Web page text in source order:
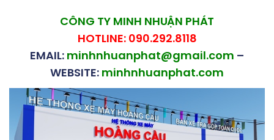
CÔNG TY MINH NHUẬN PHÁT
HOTLINE: 090.292.8118
EMAIL: minhnhuanphat@gmail.com –
WEBSITE: minhnhuanphat.com